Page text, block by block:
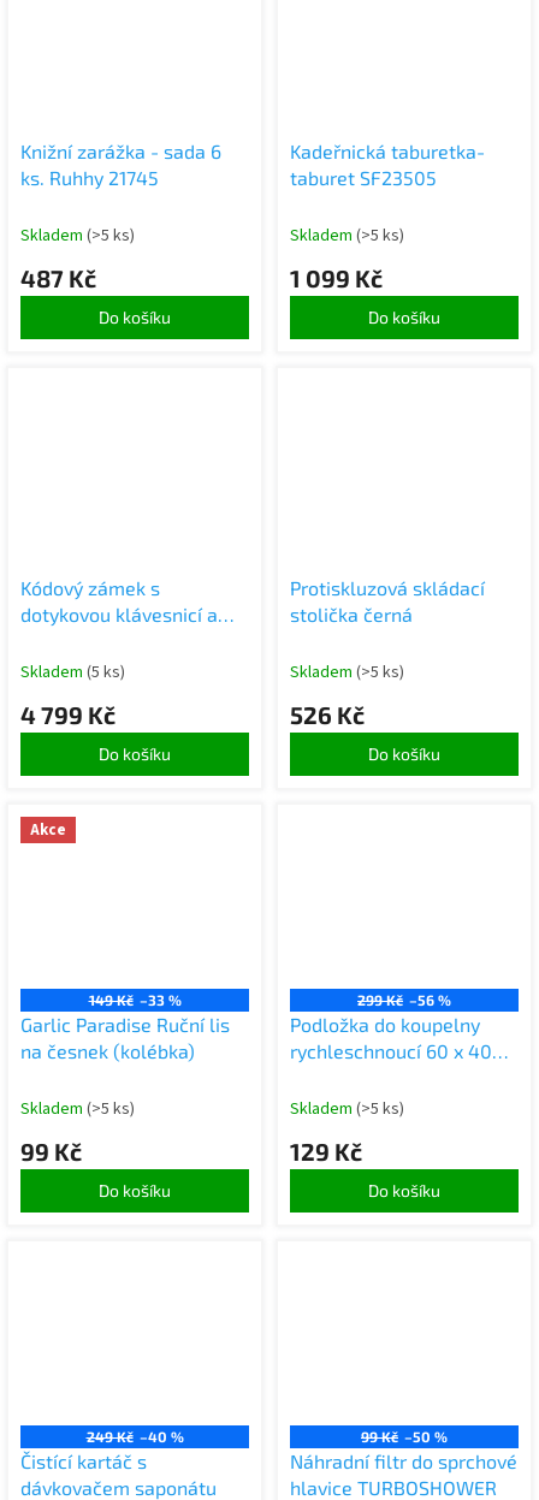
Knižní zarážka - sada 6
ks. Ruhhy 21745
Skladem (>5 ks)
487 Kč
Do košíku
Kadeřnická taburetka-
taburet SF23505
Skladem (>5 ks)
1 099 Kč
Do košíku
Kódový zámek s
dotykovou klávesnicí a
Bluetooth, černý
Skladem (5 ks)
4 799 Kč
Do košíku
Protiskluzová skládací
stolička černá
Skladem (>5 ks)
526 Kč
Do košíku
Akce
149 Kč –33 %
Garlic Paradise Ruční lis
na česnek (kolébka)
Skladem (>5 ks)
99 Kč
Do košíku
299 Kč –56 %
Podložka do koupelny
rychleschnoucí 60 x 40
Skladem (>5 ks)
129 Kč
Do košíku
249 Kč –40 %
Čistící kartáč s
dávkovačem saponátu
99 Kč –50 %
Náhradní filtr do sprchové
hlavice TURBOSHOWER